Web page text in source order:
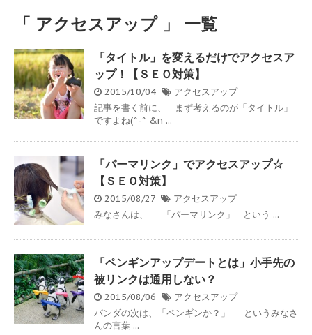
「 アクセスアップ 」 一覧
「タイトル」を変えるだけでアクセスア
ップ！【ＳＥＯ対策】
2015/10/04
アクセスアップ
記事を書く前に、 まず考えるのが「タイトル」
ですよね(^-^ &n ...
「パーマリンク」でアクセスアップ☆
【ＳＥＯ対策】
2015/08/27
アクセスアップ
みなさんは、 「パーマリンク」 という ...
「ペンギンアップデートとは」小手先の
被リンクは通用しない？
2015/08/06
アクセスアップ
パンダの次は、「ペンギンか？」 というみなさ
んの言葉 ...